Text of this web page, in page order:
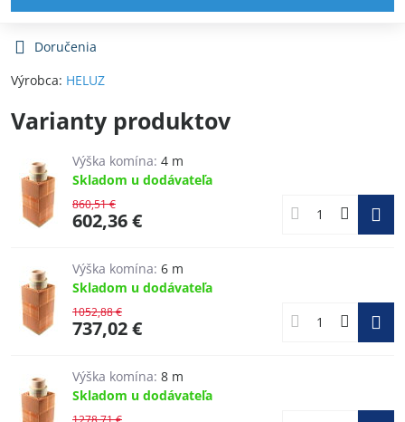
Doručenia
Výrobca: HELUZ
Varianty produktov
Výška komína: 4 m
Skladom u dodávateľa
860,51 €
602,36 €
Výška komína: 6 m
Skladom u dodávateľa
1052,88 €
737,02 €
Výška komína: 8 m
Skladom u dodávateľa